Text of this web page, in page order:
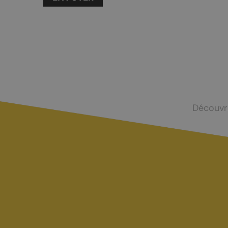
Nuit de la randonnée